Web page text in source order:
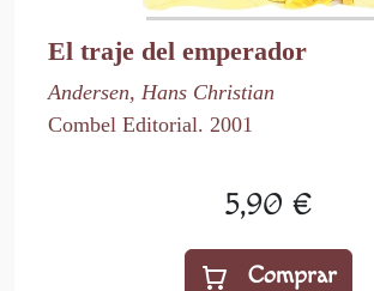
El traje del emperador
Andersen, Hans Christian
Combel Editorial. 2001
5,90 €
Comprar